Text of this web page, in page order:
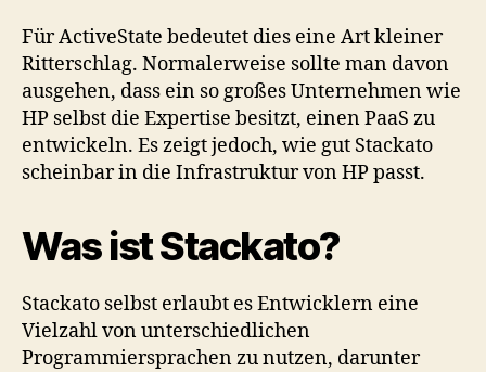
Für ActiveState bedeutet dies eine Art kleiner
Ritterschlag. Normalerweise sollte man davon
ausgehen, dass ein so großes Unternehmen wie
HP selbst die Expertise besitzt, einen PaaS zu
entwickeln. Es zeigt jedoch, wie gut Stackato
scheinbar in die Infrastruktur von HP passt.
Was ist Stackato?
Stackato selbst erlaubt es Entwicklern eine
Vielzahl von unterschiedlichen
Programmiersprachen zu nutzen, darunter